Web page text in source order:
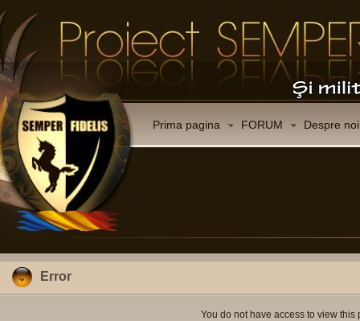
Prima pagina FORUM Despre noi
Error
You do not have access to view this